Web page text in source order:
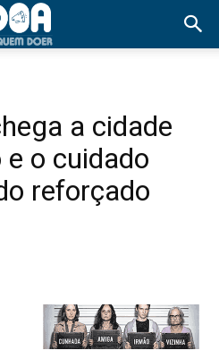
a cidade
o cuidado
reforçado